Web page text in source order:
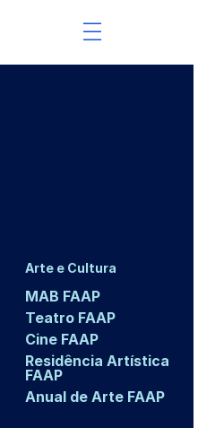
Arte e Cultura
MAB FAAP
Teatro FAAP
Cine FAAP
Residência Artística
FAAP
Anual de Arte FAAP